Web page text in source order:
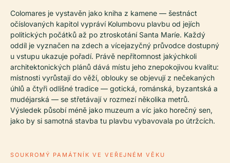
Colomares je vystavěn jako kniha z kamene — šestnáct
očíslovaných kapitol vypráví Kolumbovu plavbu od jejích
politických počátků až po ztroskotání Santa Maríe. Každý
oddíl je vyznačen na zdech a vícejazyčný průvodce dostupný
u vstupu ukazuje pořadí. Právě nepřítomnost jakýchkoli
architektonických plánů dává místu jeho znepokojivou kvalitu:
místnosti vyrůstají do věží, oblouky se objevují z nečekaných
úhlů a čtyři odlišné tradice — gotická, románská, byzantská a
mudéjarská — se střetávají v rozmezí několika metrů.
Výsledek působí méně jako muzeum a víc jako horečný sen,
jako by si samotná stavba tu plavbu vybavovala po útržcích.
SOUKROMÝ PAMÁTNÍK VE VEŘEJNÉM VĚKU